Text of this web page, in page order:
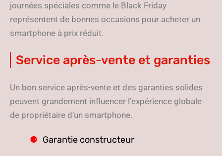
journées spéciales comme le Black Friday
représentent de bonnes occasions pour acheter un
smartphone à prix réduit.
Service après-vente et garanties
Un bon service après-vente et des garanties solides
peuvent grandement influencer l’expérience globale
de propriétaire d’un smartphone.
Garantie constructeur